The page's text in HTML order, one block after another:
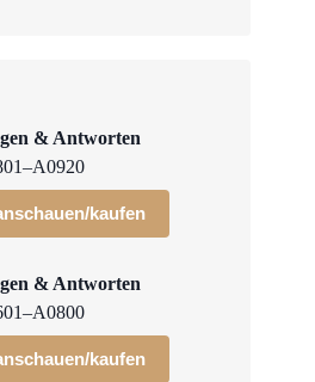
& Antworten
kaufen
& Antworten
kaufen